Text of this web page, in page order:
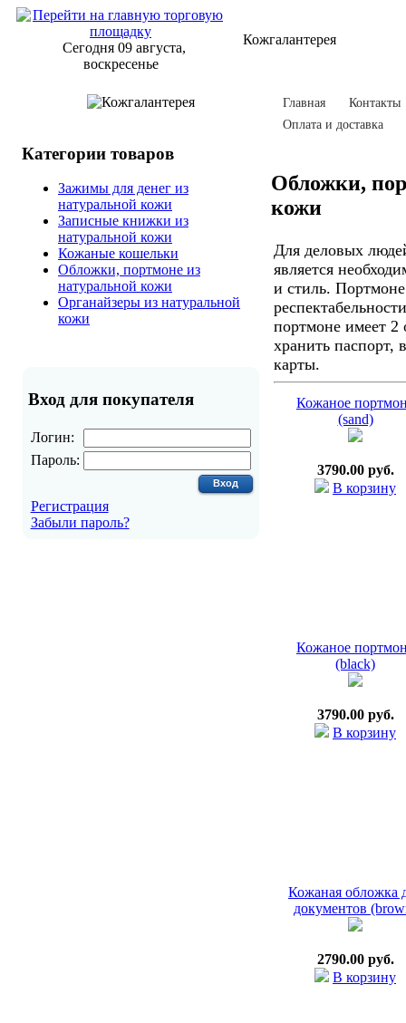
Сегодня 09 августа,
воскресенье
Кожгалантерея
Категории товаров
Зажимы для денег из
натуральной кожи
Записные книжки из
натуральной кожи
Кожаные кошельки
Обложки, портмоне из
натуральной кожи
Органайзеры из натуральной
кожи
Вход для покупателя
Логин:
Пароль:
Регистрация
Забыли пароль?
Главная
Контакты
Оплата и доставка
Обложки,
кожи
Для деловых
является
и стиль. Портмоне
портмоне имеет 2
хранить паспорт,
карты.
Кожаное
(sand)
3790.00 руб.
В корзину
Кожаное
(black)
3790.00 руб.
В корзину
Кожаная обложка
документов
2790.00 руб.
В корзину